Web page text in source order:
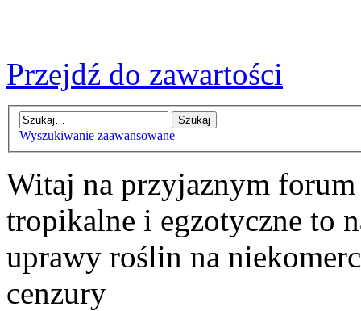
Przejdź do zawartości
Wyszukiwanie zaawansowane
Witaj na przyjaznym
tropikalne i egzotyczne to
uprawy roślin na
cenzury